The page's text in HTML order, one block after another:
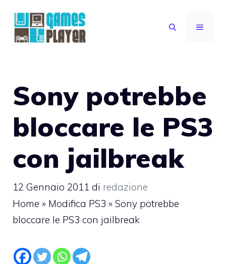
contenuto
MENU
Sony potrebbe
bloccare le PS3
con jailbreak
12 Gennaio 2011 di redazione
Home » Modifica PS3 » Sony potrebbe
bloccare le PS3 con jailbreak